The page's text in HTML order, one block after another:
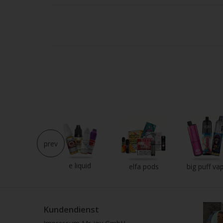
e liquid elfa pods big puff
prev
Kundendienst